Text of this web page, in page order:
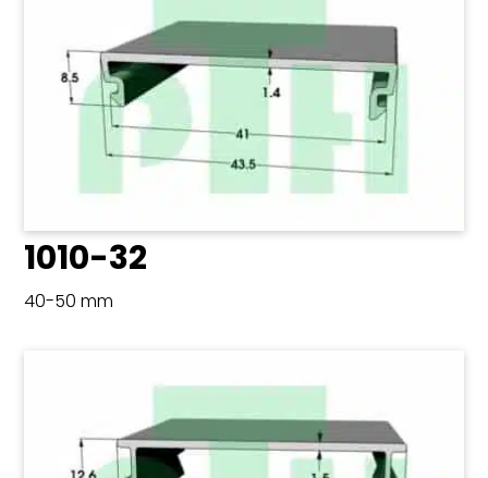
1010-32
40-50 mm